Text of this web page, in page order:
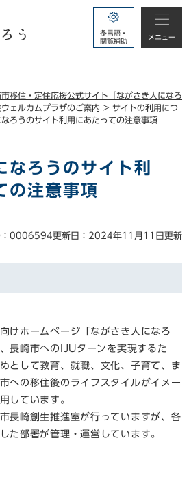
多言語・
閲覧補助
メニュー
移住・定住応援公式サイト「ながさき人になろ
ェルカムプラザのご案内 > サイトの利用につ
ろうのサイト利用にあたっての注意事項
なろうのサイト利
の注意事項
：0006594更新日：2024年11月11日更新
けホームページ「ながさき人になろ
長崎市へのIJUターンを実現するた
として教育、就職、文化、子育て、ま
への移住後のライフスタイルがイメー
しています。
長崎創生推進室が行っていますが、各
た部署が管理・運営しています。